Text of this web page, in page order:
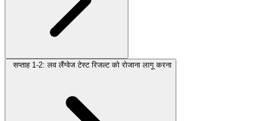
सप्ताह 1-2: लव लैंग्वेज टेस्ट रिजल्ट को रोजाना लागू करना